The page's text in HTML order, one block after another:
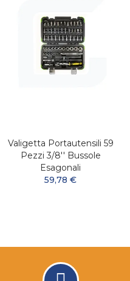
Valigetta Portautensili 59
Pezzi 3/8'' Bussole
Esagonali
59,78 €